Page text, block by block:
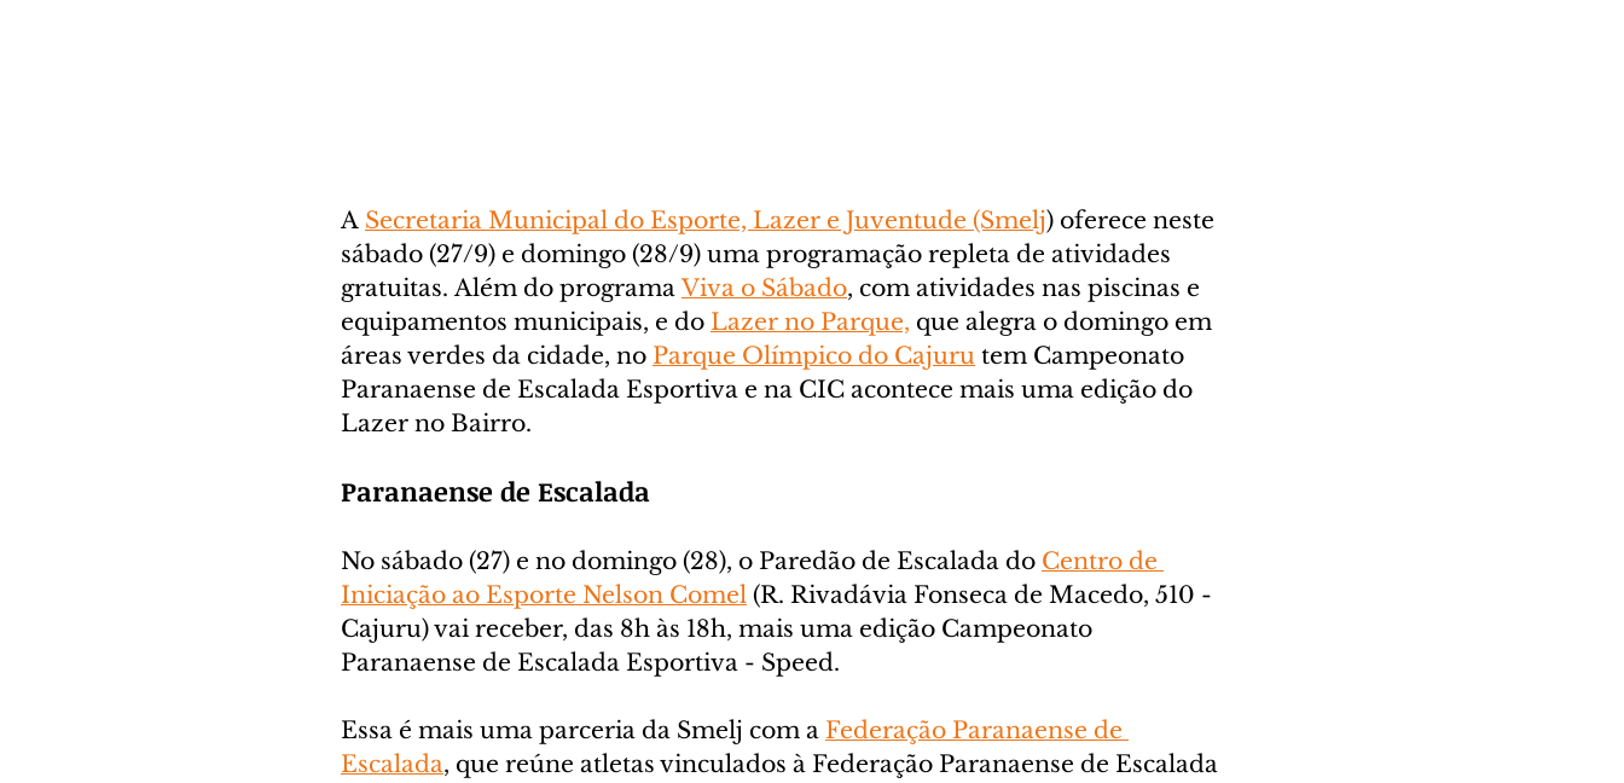
A Secretaria Municipal do Esporte, Lazer e Juventude (Smelj) oferece neste
sábado (27/9) e domingo (28/9) uma programação repleta de atividades
gratuitas. Além do programa Viva o Sábado, com atividades nas piscinas e
equipamentos municipais, e do Lazer no Parque, que alegra o domingo em
áreas verdes da cidade, no Parque Olímpico do Cajuru tem Campeonato
Paranaense de Escalada Esportiva e na CIC acontece mais uma edição do
Lazer no Bairro.
Paranaense de Escalada
No sábado (27) e no domingo (28), o Paredão de Escalada do Centro de
Iniciação ao Esporte Nelson Comel (R. Rivadávia Fonseca de Macedo, 510 -
Cajuru) vai receber, das 8h às 18h, mais uma edição Campeonato
Paranaense de Escalada Esportiva - Speed.
Essa é mais uma parceria da Smelj com a Federação Paranaense de
Escalada, que reúne atletas vinculados à Federação Paranaense de Escalada